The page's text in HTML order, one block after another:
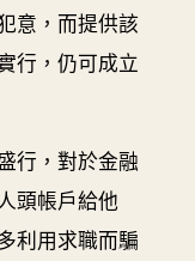
意，而提供該
行，仍可成立
行，對於金融
頭帳戶給他
利用求職而騙